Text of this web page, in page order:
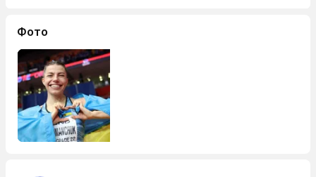
Фото